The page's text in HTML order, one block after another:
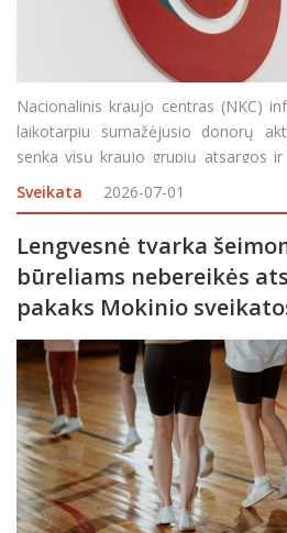
Nacionalinis kraujo centras (NKC)
laikotarpiu sumažėjusio donorų
senka visų kraujo grupių atsargos ir
vis sudėtingiau užtikrinti
tiekimą pacientams. Skelbiama, kad
Sveikata 2026-07-01
Lengvesnė tvarka
būreliams nebereikės
pakaks Mokinio